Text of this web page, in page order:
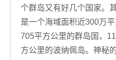
个群岛又有好几个国家。
是一个海域面积近300万
705平方公里的群岛国，
方公里的波纳佩岛。神秘